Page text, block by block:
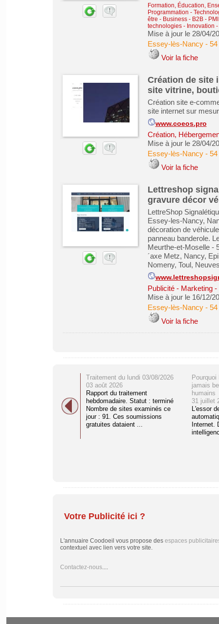
Formation, Éducation,
Programmation -
être - Business - B2B -
technologies - Innovation
Mise à jour le 28/04/
Essey-lès-Nancy-
Voir la fiche
Création de site
site vitrine,
Création site e-
site internet sur
www.coeos.pro
Création,
Mise à jour le 28/04/
Essey-lès-Nancy-
Voir la fiche
Lettreshop
gravure décor
LettreShop
Essey-les-Nancy,
décoration de
panneau banderole.
Meurthe-et-Moselle -
´axe Metz, Nancy,
Nomeny, Toul,
Publicité - Marketing
Mise à jour le 16/12/
Essey-lès-Nancy-
Voir la fiche
Traitement du lundi 03/08/2026
03 août 2026
Rapport du traitement
hebdomadaire. Statut : terminé
Nombre de sites examinés ce
jour : 91. Ces soumissions
gratuites dataient ...
jamais
humains
31 juillet
L'essor
Internet.
Votre Publicité ici ?
L'annuaire Coodoeil vous propose des espaces
contextuel avec lien vers votre site.
Contactez-nous....